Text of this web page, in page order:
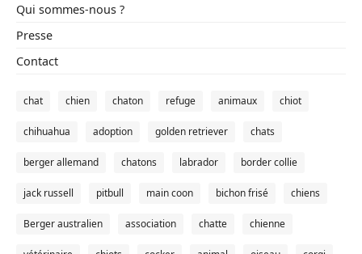
Qui sommes-nous ?
Presse
Contact
chat chien chaton refuge animaux chiot
chihuahua adoption golden retriever chats
berger allemand chatons labrador border collie
jack russell pitbull main coon bichon frisé chiens
Berger australien association chatte chienne